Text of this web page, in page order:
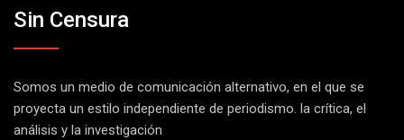
Sin Censura
Somos un medio de comunicación alternativo, en el que se
proyecta un estilo independiente de periodismo. la crítica, el
análisis y la investigación